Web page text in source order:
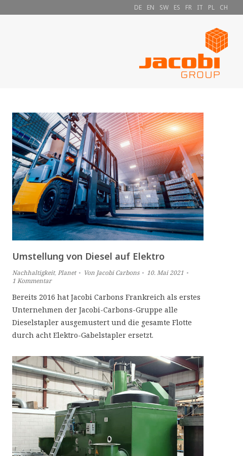
DE EN SW ES FR IT PL CH
Umstellung von Diesel auf Elektro
Nachhaltigkeit,Planet Von Jacobi Carbons
10. Mai 2021
1 Kommentar
Bereits 2016 hat Jacobi Carbons Frankreich als erstes
Unternehmen der Jacobi-Carbons-Gruppe alle
Dieselstapler ausgemustert und die gesamte Flotte
durch acht Elektro-Gabelstapler ersetzt.